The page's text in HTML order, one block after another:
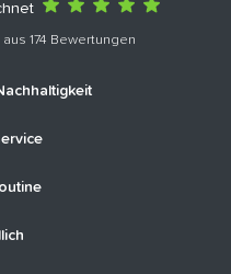
174 Bewertungen